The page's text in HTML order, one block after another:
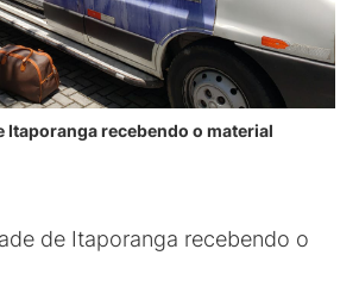
Itaporanga recebendo o material
de Itaporanga recebendo o